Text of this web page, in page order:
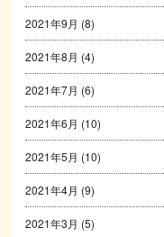
2021年9月 (8)
2021年8月 (4)
2021年7月 (6)
2021年6月 (10)
2021年5月 (10)
2021年4月 (9)
2021年3月 (5)